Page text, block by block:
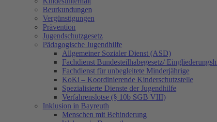
Beurkundungen
Vergünstigungen
Prävention
Jugendschutzgesetz
Pädagogische Jugendhilfe
Allgemeiner Sozialer Dienst (ASD)
Fachdienst Bundesteilhabegesetz/
Fachdienst für unbegleitete Minderjährige
KoKi – Koordinierende Kinderschutzstelle
Spezialisierte Dienste der Jugendhilfe
Verfahrenslotse (§ 10b SGB VIII)
Inklusion in Bayreuth
Menschen mit Behinderung